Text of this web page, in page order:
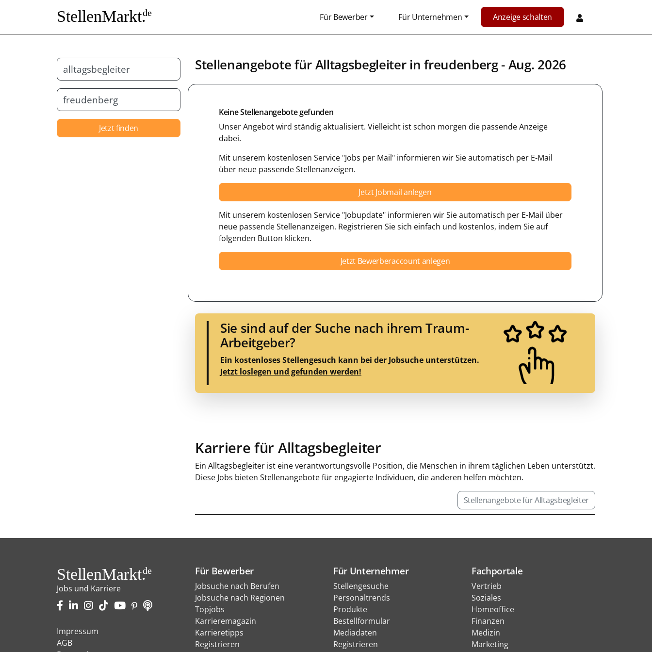
StellenMarkt.de Für Bewerber Für Unternehmen Anzeige schalten
Jetzt finden
Stellenangebote für Alltagsbegleiterinfreudenberg- Aug. 2026
Keine Stellenangebote gefunden
Unser Angebot wird ständig aktualisiert. Vielleicht ist schon morgen die passende Anzeige
dabei.
Mit unserem kostenlosen Service "Jobs per Mail" informieren wir Sie automatisch per E-Mail
über neue passende Stellenanzeigen.
Jetzt Jobmail anlegen
Mit unserem kostenlosen Service "Jobupdate" informieren wir Sie automatisch per E-Mail über
neue passende Stellenanzeigen. Registrieren Sie sich einfach und kostenlos, indem Sie auf
folgenden Button klicken.
Jetzt Bewerberaccount anlegen
Sie sind auf der Suche nach ihrem Traum-
Arbeitgeber?
Ein kostenloses Stellengesuch kann bei der Jobsuche unterstützen.
Jetzt loslegen und gefunden werden!
Karriere für Alltagsbegleiter
Ein Alltagsbegleiter ist eine verantwortungsvolle Position, die Menschen in ihrem täglichen Leben unterstützt.
Diese Jobs bieten Stellenangebote für engagierte Individuen, die anderen helfen möchten.
Stellenangebote für Alltagsbegleiter
StellenMarkt.de
Jobs und Karriere
Impressum
AGB
Für Bewerber
Jobsuche nach Berufen
Jobsuche nach Regionen
Topjobs
Karrieremagazin
Karrieretipps
Registrieren
Für Unternehmer
Stellengesuche
Personaltrends
Produkte
Bestellformular
Mediadaten
Registrieren
Fachportale
Vertrieb
Soziales
Homeoffice
Finanzen
Medizin
Marketing